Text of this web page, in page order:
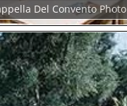
Del Convento Photo